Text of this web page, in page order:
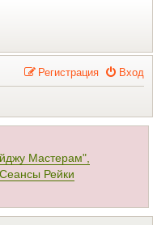
Вход
Регистрация
Мастерам",
Сеансы Рейки